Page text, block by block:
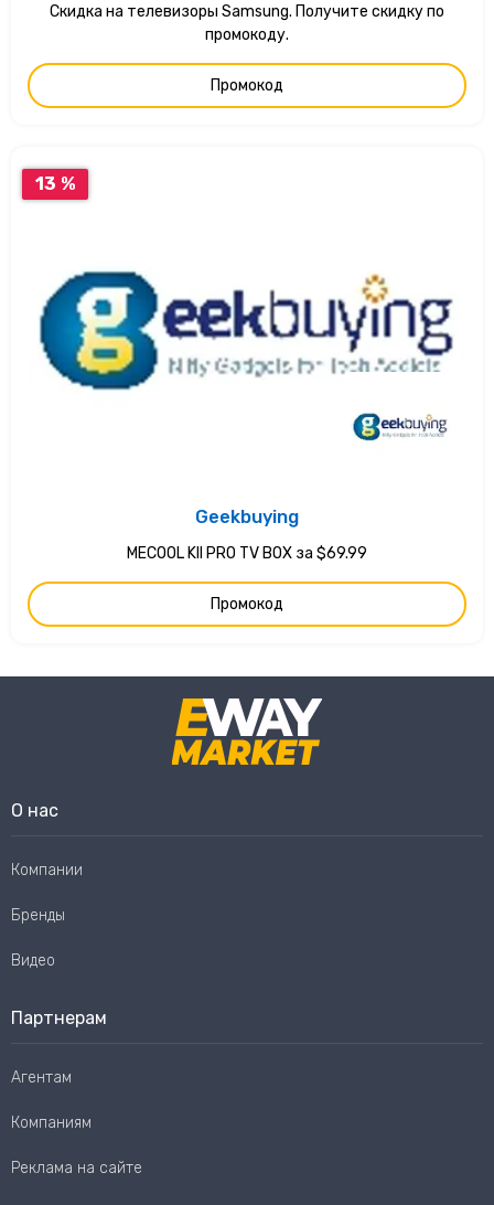
Скидка на телевизоры Samsung. Получите скидку по
промокоду.
Промокод
13 %
Geekbuying
MECOOL KII PRO TV BOX за $69.99
Промокод
О нас
Компании
Бренды
Видео
Партнерам
Агентам
Компаниям
Реклама на сайте